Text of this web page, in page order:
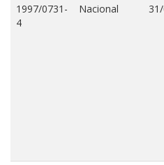
1997/0731-
4
Nacional